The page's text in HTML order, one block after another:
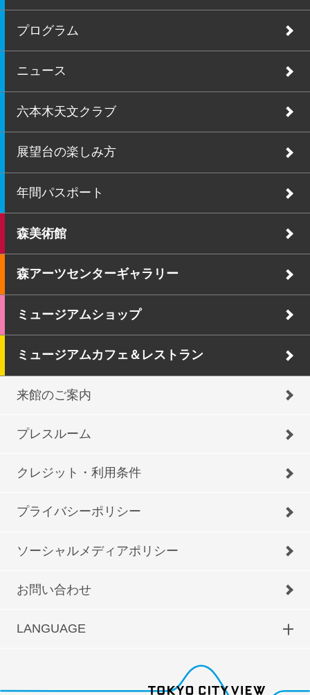
プログラム
ニュース
六本木天文クラブ
展望台の楽しみ方
年間パスポート
森美術館
森アーツセンターギャラリー
ミュージアムショップ
ミュージアムカフェ＆レストラン
来館のご案内
プレスルーム
クレジット・利用条件
プライバシーポリシー
ソーシャルメディアポリシー
お問い合わせ
LANGUAGE